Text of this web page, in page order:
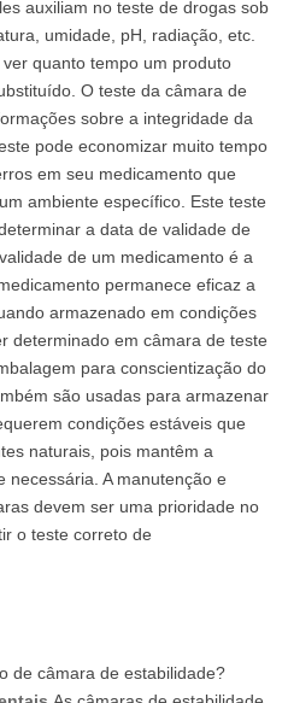
auxiliam no teste de drogas sob
umidade, pH, radiação, etc.
quanto tempo um produto
O teste da câmara de
sobre a integridade da
pode economizar muito tempo
em seu medicamento que
ambiente específico. Este teste
a data de validade de
de um medicamento é a
permanece eficaz a
armazenado em condições
determinado em câmara de teste
para conscientização do
são usadas para armazenar
condições estáveis ​​que
naturais, pois mantêm a
necessária. A manutenção e
devem ser uma prioridade no
o teste correto de
de câmara de estabilidade?